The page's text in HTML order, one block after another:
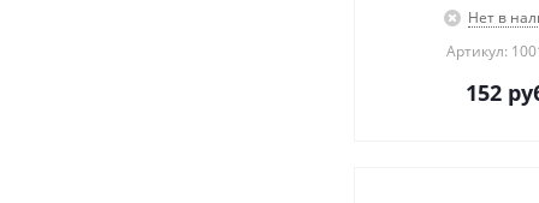
Нет в
Артикул:
152